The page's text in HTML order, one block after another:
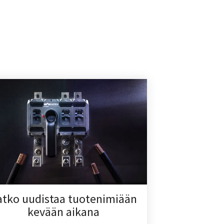
uudistaa tuotenimiään
kevään aikana